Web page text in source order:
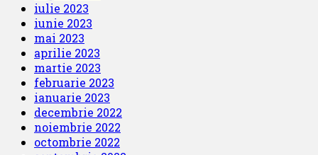
iulie 2023
iunie 2023
mai 2023
aprilie 2023
martie 2023
februarie 2023
ianuarie 2023
decembrie 2022
noiembrie 2022
octombrie 2022